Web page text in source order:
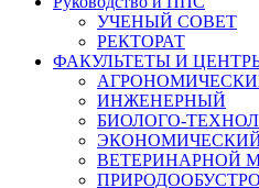
УЧЕНЫЙ СОВЕТ
РЕКТОРАТ
ФАКУЛЬТЕТЫ И
ИНЖЕНЕРНЫЙ
БИОЛОГО-
ВЕТЕРИНАРНОЙ